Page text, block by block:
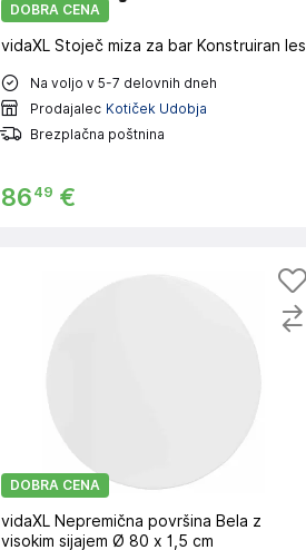
DOBRA CENA
vidaXL Stoječ miza za bar Konstruiran les
Na voljo v 5-7 delovnih dneh
Prodajalec Kotiček Udobja
Brezplačna poštnina
8649 €
DOBRA CENA
vidaXL Nepremična površina Bela z
visokim sijajem Ø 80 x 1,5 cm